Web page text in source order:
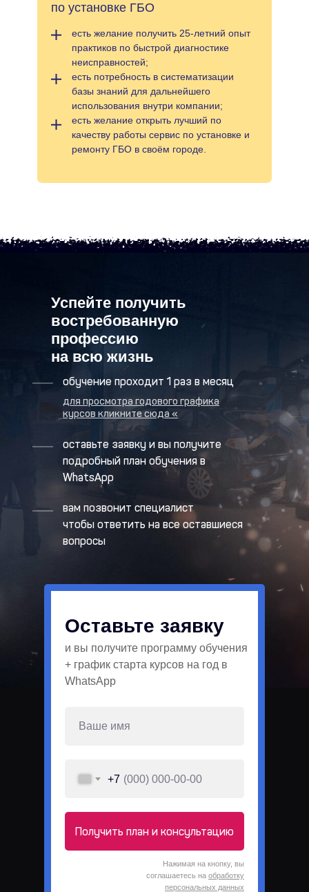
по установке ГБО
есть желание получить 25-летний опыт
практиков по быстрой диагностике
неисправностей;
есть потребность в систематизации
базы знаний для дальнейшего
использования внутри компании;
есть желание открыть лучший по
качеству работы сервис по установке и
ремонту ГБО в своём городе.
обучение проходит 1 раз в месяц
оставьте заявку и вы получите
подробный план обучения в
WhatsApp
Оставьте заявку
и вы получите программу обучения
+ график старта курсов на год в
WhatsApp
Нажимая на кнопку, вы
соглашаетесь на обработку
персональных данных
вам позвонит специалист
чтобы ответить на все оставшиеся
вопросы
Успейте получить
востребованную
профессию
на всю жизнь
+7
Получить план и консультацию
для просмотра годового графика
курсов кликните сюда «